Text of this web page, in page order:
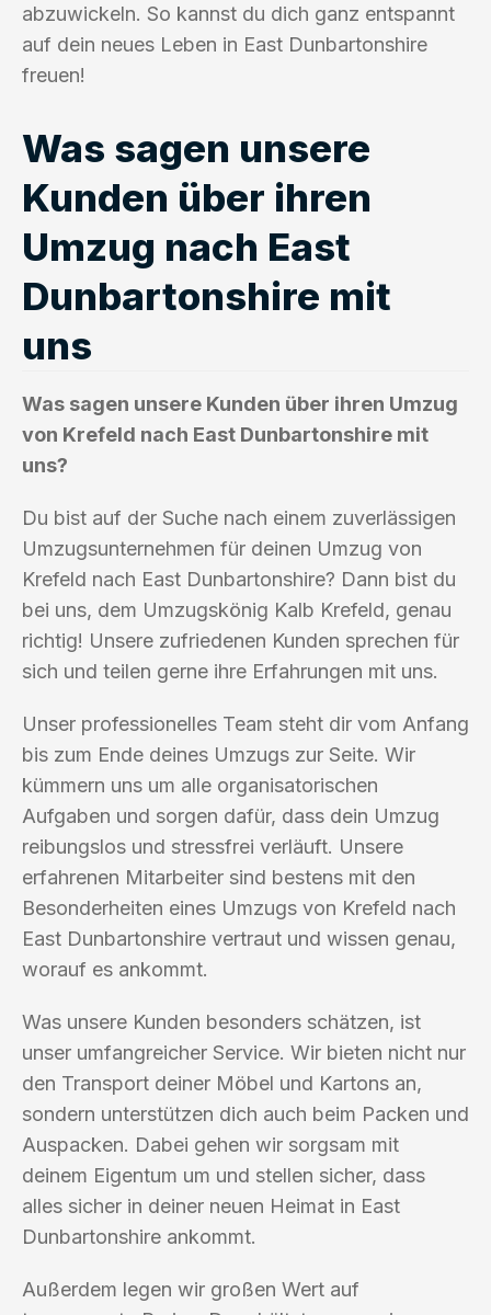
abzuwickeln. So kannst du dich ganz entspannt
auf dein neues Leben in East Dunbartonshire
freuen!
Was sagen unsere
Kunden über ihren
Umzug nach East
Dunbartonshire mit
uns
Was sagen unsere Kunden über ihren Umzug
von Krefeld nach East Dunbartonshire mit
uns?
Du bist auf der Suche nach einem zuverlässigen
Umzugsunternehmen für deinen Umzug von
Krefeld nach East Dunbartonshire? Dann bist du
bei uns, dem Umzugskönig Kalb Krefeld, genau
richtig! Unsere zufriedenen Kunden sprechen für
sich und teilen gerne ihre Erfahrungen mit uns.
Unser professionelles Team steht dir vom Anfang
bis zum Ende deines Umzugs zur Seite. Wir
kümmern uns um alle organisatorischen
Aufgaben und sorgen dafür, dass dein Umzug
reibungslos und stressfrei verläuft. Unsere
erfahrenen Mitarbeiter sind bestens mit den
Besonderheiten eines Umzugs von Krefeld nach
East Dunbartonshire vertraut und wissen genau,
worauf es ankommt.
Was unsere Kunden besonders schätzen, ist
unser umfangreicher Service. Wir bieten nicht nur
den Transport deiner Möbel und Kartons an,
sondern unterstützen dich auch beim Packen und
Auspacken. Dabei gehen wir sorgsam mit
deinem Eigentum um und stellen sicher, dass
alles sicher in deiner neuen Heimat in East
Dunbartonshire ankommt.
Außerdem legen wir großen Wert auf